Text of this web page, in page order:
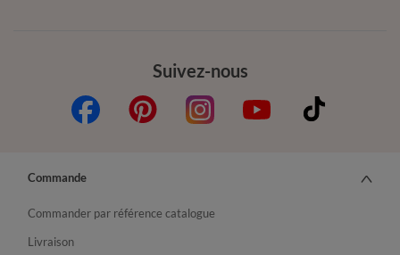
Suivez-nous
Commande
Commander par référence catalogue
Livraison